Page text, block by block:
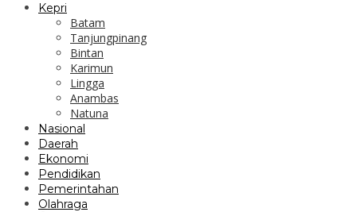
Kepri
Batam
Tanjungpinang
Bintan
Karimun
Lingga
Anambas
Natuna
Nasional
Daerah
Ekonomi
Pendidikan
Pemerintahan
Olahraga